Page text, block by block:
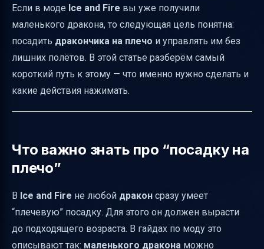
Как понять, что дракон готов к
взаимодействию (меню дракона)
Управление после посадки: базовые
клавиши для драконом
Чем кормить дракона, чтобы он рос и мог
больше
Короткий итог по запросу “ice and fire мод
дракончики как посадить на плечо”
Если в моде Ice and Fire вы уже получили
маленького дракона, то следующая цель понятна:
посадить дракончика на плечо и управлять им без
лишних полётов. В этой статье разберём самый
короткий путь к этому — что именно нужно сделать и
какие действия нажимать.
Что важно знать про “посадку на
плечо”
В Ice and Fire не любой дракон сразу умеет
“плечевую” посадку. Для этого он должен вырасти
до подходящего возраста. В гайдах по моду это
описывают так: маленького дракона можно